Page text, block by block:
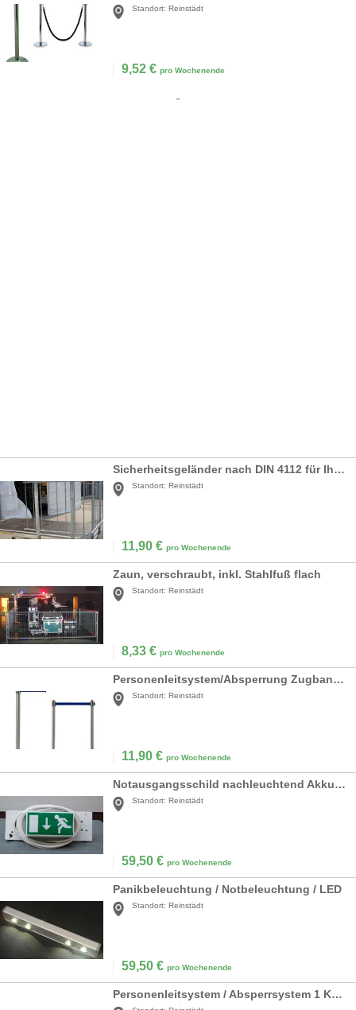
Standort: Reinstädt
9,52 € pro Wochenende
Sicherheitsgeländer nach DIN 4112 für Ihre Bühne
Standort: Reinstädt
11,90 € pro Wochenende
Zaun, verschraubt, inkl. Stahlfuß flach
Standort: Reinstädt
8,33 € pro Wochenende
Personenleitsystem/Absperrung Zugband, silber
Standort: Reinstädt
11,90 € pro Wochenende
Notausgangsschild nachleuchtend Akkubetrieb
Standort: Reinstädt
59,50 € pro Wochenende
Panikbeleuchtung / Notbeleuchtung / LED
Standort: Reinstädt
59,50 € pro Wochenende
Personenleitsystem / Absperrsystem 1 Kordel rot